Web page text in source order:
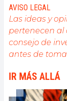
AVISO LEGAL
Las ideas y
pertenecen al
consejo de
antes de
IR MÁS ALLÁ